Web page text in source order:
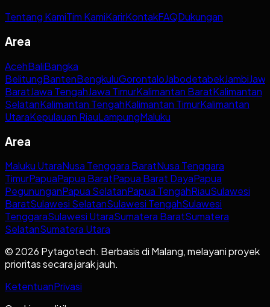
Tentang KamiTim KamiKarirKontakFAQDukungan
Area
AcehBaliBangka
BelitungBantenBengkuluGorontaloJabodetabekJambi
BaratJawa TengahJawa TimurKalimantan BaratKalimantan
SelatanKalimantan TengahKalimantan TimurKalimantan
UtaraKepulauan RiauLampungMaluku
Area
Maluku UtaraNusa Tenggara BaratNusa Tenggara
TimurPapuaPapua BaratPapua Barat DayaPapua
PegununganPapua SelatanPapua TengahRiauSulawesi
BaratSulawesi SelatanSulawesi TengahSulawesi
TenggaraSulawesi UtaraSumatera BaratSumatera
SelatanSumatera Utara
© 2026 Pytagotech. Berbasis di Malang, melayani proyek
prioritas secara jarak jauh.
KetentuanPrivasi